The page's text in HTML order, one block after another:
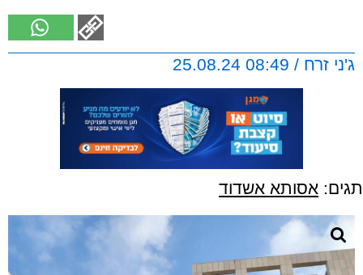
ג'ני זרח / 08:49 25.08.24
תגים: אסותא אשדוד